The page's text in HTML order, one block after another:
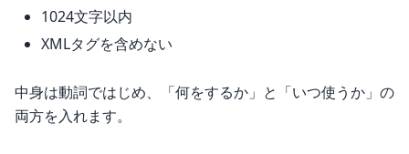
1024文字以内
XMLタグを含めない
中身は動詞ではじめ、「何をするか」と「いつ使うか」の
両方を入れます。